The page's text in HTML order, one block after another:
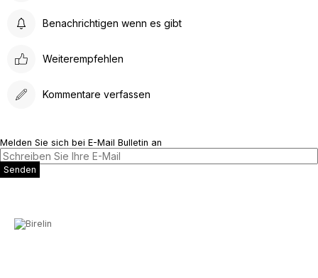
Benachrichtigen wenn es gibt
Weiterempfehlen
Kommentare verfassen
Melden Sie sich bei E-Mail Bulletin an
Senden